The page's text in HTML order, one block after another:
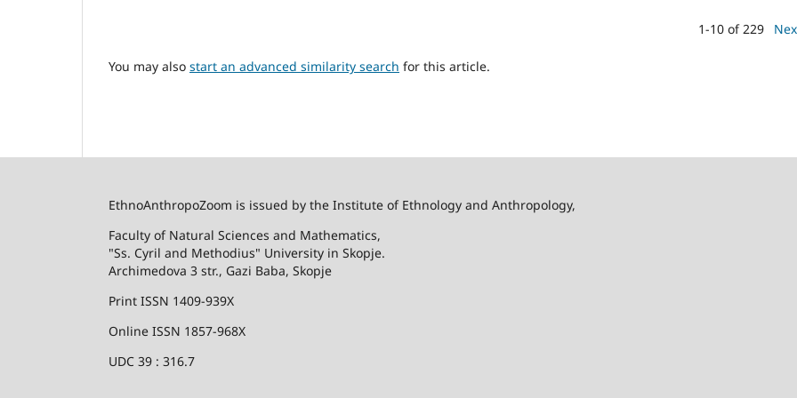
1-10 of 229
You may also start an advanced similarity search for this article.
EthnoAnthropoZoom is issued by the Institute of Ethnology and Anthropology,
Faculty of Natural Sciences and Mathematics,
"Ss. Cyril and Methodius" University in Skopje.
Archimedova 3 str., Gazi Baba, Skopje
Print ISSN 1409-939X
Online ISSN 1857-968X
UDC 39 : 316.7